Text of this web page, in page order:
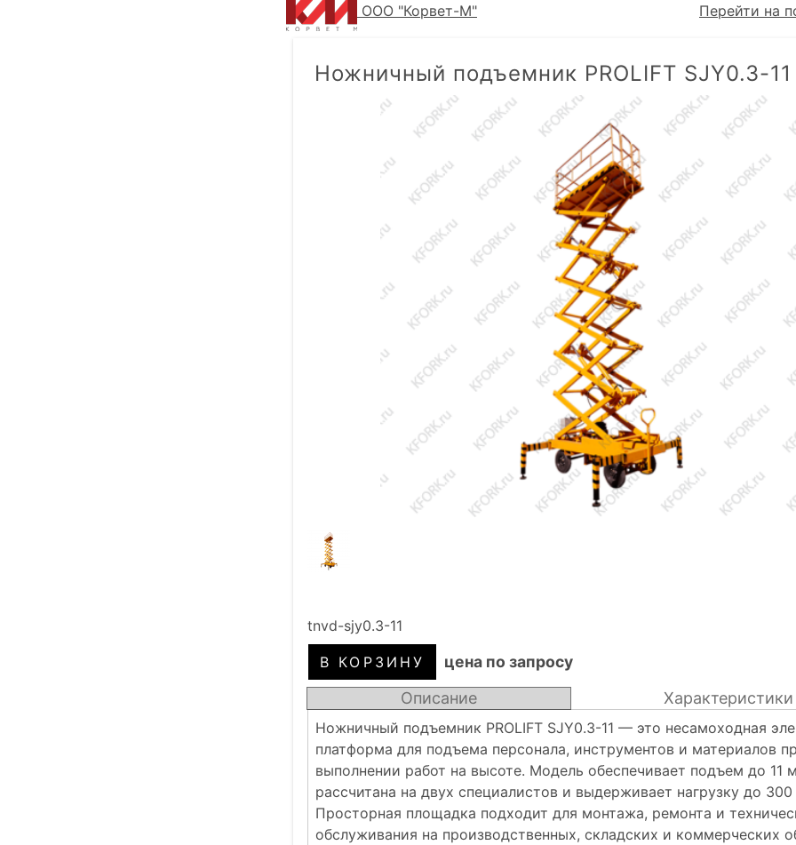
ООО "Корвет-М" Перейти на
Ножничный подъемник PROLIFT SJY0.3-11
tnvd-sjy0.3-11
цена по запросу
Описание
Ножничный подъемник PROLIFT SJY0.3-11 — это несамоходная
платформа для подъема персонала, инструментов и материалов
выполнении работ на высоте. Модель обеспечивает подъем до 11
рассчитана на двух специалистов и выдерживает нагрузку до 300
Просторная площадка подходит для монтажа, ремонта и
обслуживания на производственных, складских и коммерческих
Характеристики